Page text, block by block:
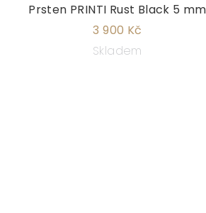
Prsten PRINTI Rust Black 5 mm
3 900 Kč
Skladem